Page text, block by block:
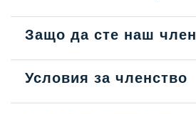
Защо да сте наш член
Условия за членство